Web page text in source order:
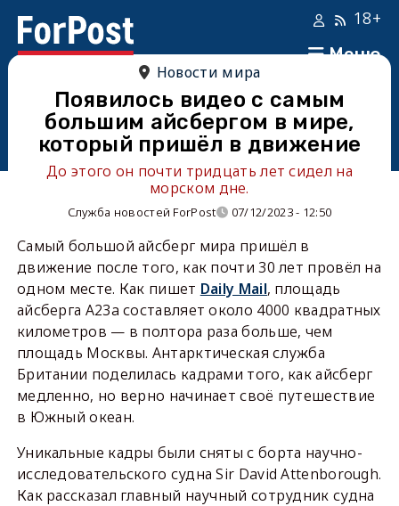
Меню
18+
Новости мира
Появилось видео с самым
большим айсбергом в мире,
который пришёл в движение
До этого он почти тридцать лет сидел на
морском дне.
Служба новостей ForPost 07/12/2023 - 12:50
Самый большой айсберг мира пришёл в
движение после того, как почти 30 лет провёл на
одном месте. Как пишет Daily Mail, площадь
айсберга A23a составляет около 4000 квадратных
километров — в полтора раза больше, чем
площадь Москвы. Антарктическая служба
Британии поделилась кадрами того, как айсберг
медленно, но верно начинает своё путешествие
в Южный океан.
Уникальные кадры были сняты с борта научно-
исследовательского судна Sir David Attenborough.
Как рассказал главный научный сотрудник судна